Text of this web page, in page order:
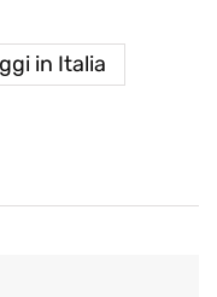
in Italia